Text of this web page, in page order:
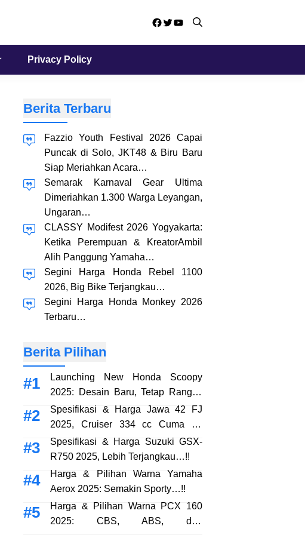
Facebook
Twitter
YouTube
Privacy Policy
Berita Terbaru
Fazzio Youth Festival 2026 Capai
Puncak di Solo, JKT48 & Biru Baru
Siap Meriahkan Acara…
Semarak Karnaval Gear Ultima
Dimeriahkan 1.300 Warga Leyangan,
Ungaran…
CLASSY Modifest 2026 Yogyakarta:
Ketika Perempuan & KreatorAmbil
Alih Panggung Yamaha…
Segini Harga Honda Rebel 1100
2026, Big Bike Terjangkau…
Segini Harga Honda Monkey 2026
Terbaru…
Berita Pilihan
Launching New Honda Scoopy
2025: Desain Baru, Tetap Rangka
eSAF…!!
Spesifikasi & Harga Jawa 42 FJ
2025, Cruiser 334 cc Cuma 38
Jutaan…!!
Spesifikasi & Harga Suzuki GSX-
R750 2025, Lebih Terjangkau…!!
Harga & Pilihan Warna Yamaha
Aerox 2025: Semakin Sporty…!!
Harga & Pilihan Warna PCX 160
2025: CBS, ABS, dan